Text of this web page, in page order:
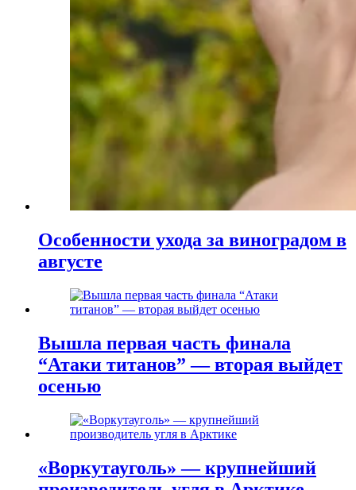
Особенности ухода за виноградом в
августе
Вышла первая часть финала
“Атаки титанов” — вторая выйдет
осенью
«Воркутауголь» — крупнейший